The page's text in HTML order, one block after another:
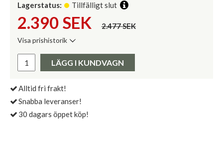
Lagerstatus: Tillfälligt slut
2.390 SEK 2.477 SEK
Visa prishistorik
Pris:
LÄGG I KUNDVAGN
Alltid fri frakt!
Snabba leveranser!
30 dagars öppet köp!